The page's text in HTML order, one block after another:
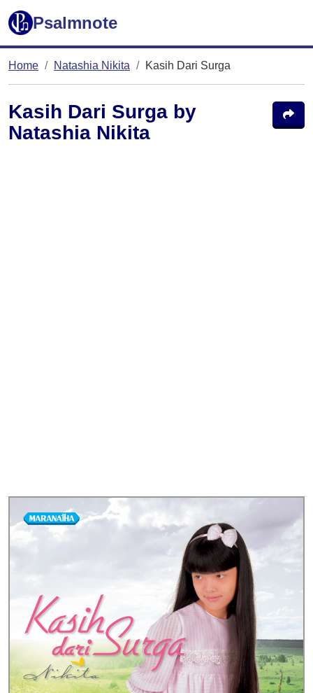
Psalmnote
Home Natashia Nikita Kasih Dari Surga
Kasih Dari Surga by
Natashia Nikita